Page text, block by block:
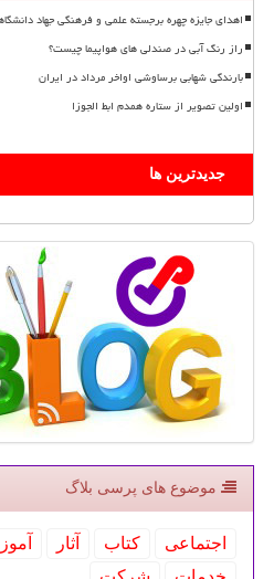
اهدای جایزه چهره برجسته علمی و فرهنگی جهاد
راز رنگ آبی در صندلی های هواپیما چیست؟
بارندگی شهابی برساوشی اواخر مرداد در ایران
اولین تصویر از ستاره همدم ابط الجوزا
جدیدترین ها
موضوع های پرسی بلاگ
اجتماعی كتاب آثار